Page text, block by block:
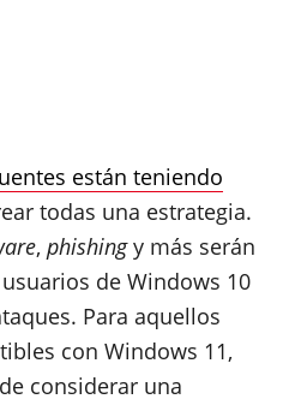
están teniendo
todas una estrategia.
, phishingy más serán
de Windows 10
Para aquellos
con Windows 11,
considerar una